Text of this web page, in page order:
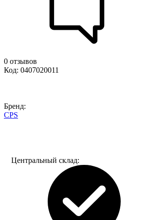
0 отзывов
Код: 0407020011
Бренд:
CPS
Центральный склад: